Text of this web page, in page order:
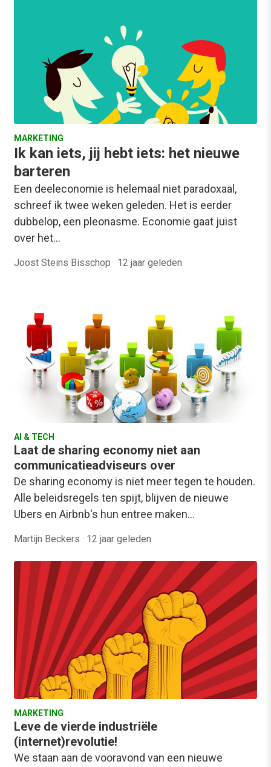
MARKETING
Ik kan iets, jij hebt iets: het nieuwe
barteren
Een deeleconomie is helemaal niet paradoxaal,
schreef ik twee weken geleden. Het is eerder
dubbelop, een pleonasme. Economie gaat juist
over het…
Joost Steins Bisschop · 12 jaar geleden
AI & TECH
Laat de sharing economy niet aan
communicatieadviseurs over
De sharing economy is niet meer tegen te houden.
Alle beleidsregels ten spijt, blijven de nieuwe
Ubers en Airbnb's hun entree maken…
Martijn Beckers · 12 jaar geleden
MARKETING
Leve de vierde industriële
(internet)revolutie!
We staan aan de vooravond van een nieuwe